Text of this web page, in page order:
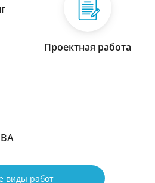
Проектная работа
виды работ